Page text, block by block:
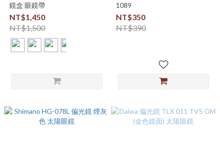
鏡盒 眼鏡帶
NT$1,450
NT$1,500
1089
NT$350
NT$390